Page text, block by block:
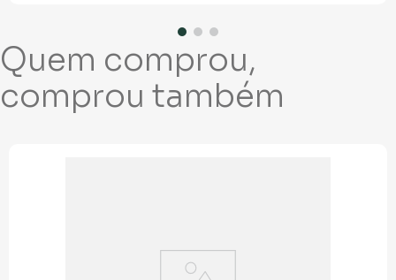
Quem comprou,
comprou também